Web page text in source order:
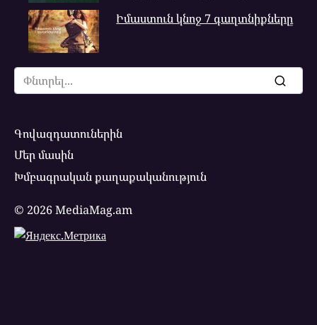
Իմաստուն կնոջ 7 գաղտնիքները
Search
for:
Գովազդատուներին
Մեր մասին
Խմբագրական քաղաքականություն
© 2026 MediaMag.am